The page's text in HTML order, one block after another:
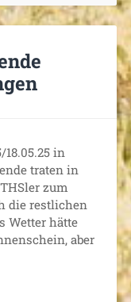
in
traten in
zum
die restlichen
Wetter hätte
aber